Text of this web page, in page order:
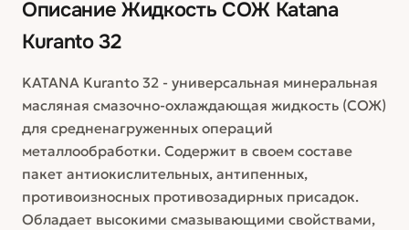
ОписаниеЖидкость СОЖ Katana
Kuranto 32
KATANA Kuranto 32 - универсальная минеральная
масляная смазочно-охлаждающая жидкость (СОЖ)
для средненагруженных операций
металлообработки. Содержит в своем составе
пакет антиокислительных, антипенных,
противоизносных противозадирных присадок.
Обладает высокими смазывающими свойствами,